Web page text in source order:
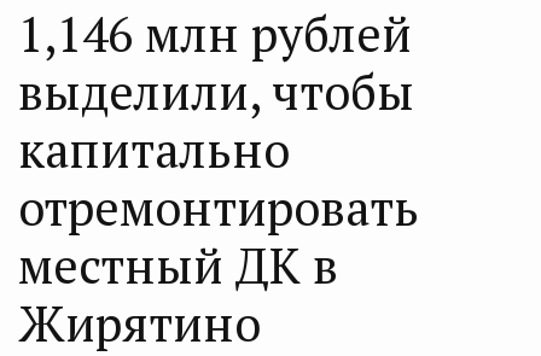
1,146 млн рублей
выделили, чтобы
капитально
отремонтировать
местный ДК в
Жирятино